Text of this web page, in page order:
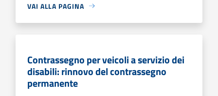
VAI ALLA PAGINA
Contrassegno per veicoli a servizio dei
disabili: rinnovo del contrassegno
permanente